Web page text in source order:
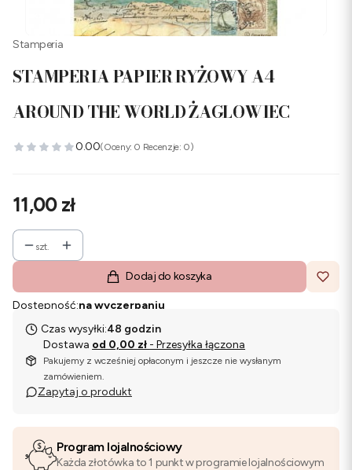
Stamperia
STAMPERIA PAPIER RYŻOWY A4
AROUND THE WORLD ŻAGLOWIEC
0.00(Oceny: 0 Recenzje: 0)
Cena
11,00 zł
szt.
Dodaj do koszyka
Dostępność:na wyczerpaniu
Czas wysyłki:48 godzin
Dostawa od 0,00 zł - Przesyłka łączona
Pakujemy z wcześniej opłaconym i jeszcze nie wysłanym
zamówieniem.
Zapytaj o produkt
Program lojalnościowy
Każda złotówka to 1 punkt w programie lojalnościowym